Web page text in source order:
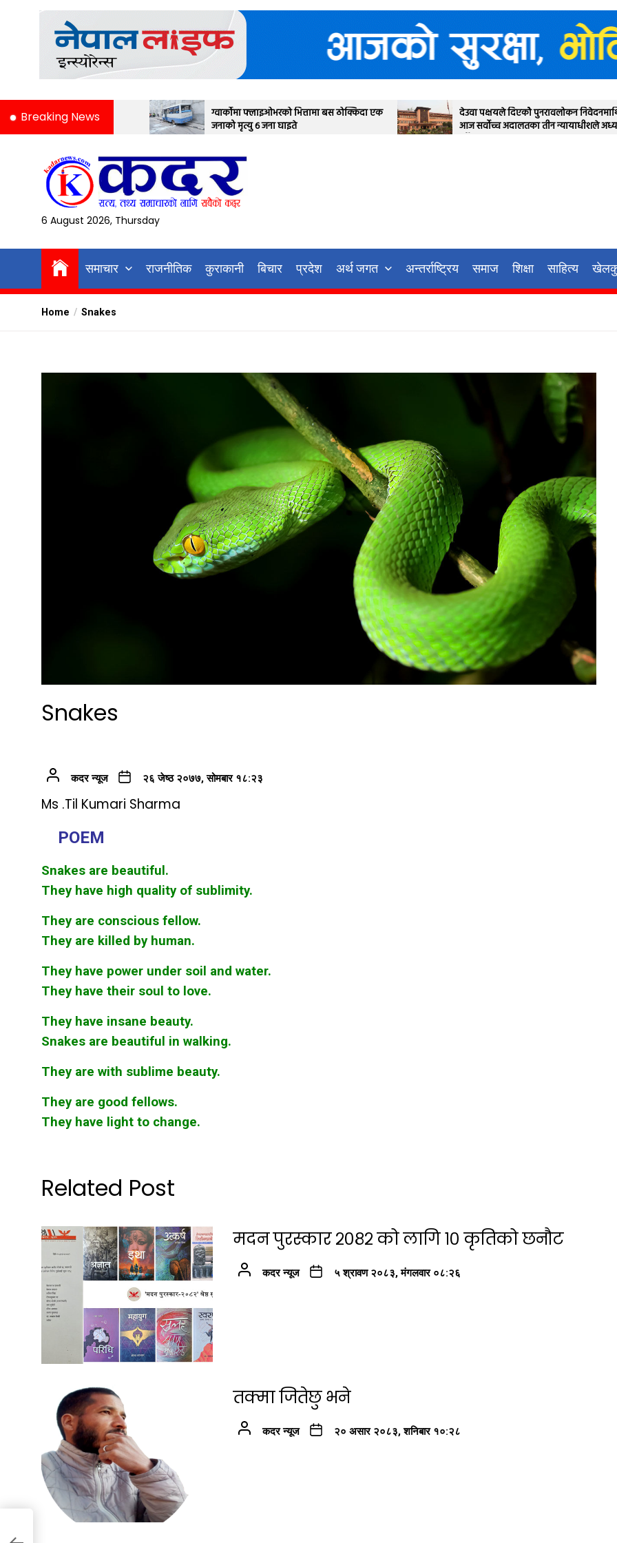
Breaking News
ग्वार्कोमा फ्लाइओभरको भित्तामा बस ठोक्किदा एक
जनाको मृत्यु ६ जना घाइते
देउवा पक्षयले दिएकोे पुनरावलोकन निवेदनमाथि
आज सर्वोच्च अदालतका तीन न्यायाधीशले अध्ययन
6 August 2026, Thursday
समाचार राजनीतिक कुराकानी बिचार प्रदेश अर्थ जगत अन्तर्राष्ट्रिय समाज शिक्षा साहित्य
Home Snakes
Snakes
कदर न्यूज २६ जेष्ठ २०७७, सोमबार १८:२३
Ms .Til Kumari Sharma
POEM
Snakes are beautiful.
They have high quality of sublimity.
They are conscious fellow.
They are killed by human.
They have power under soil and water.
They have their soul to love.
They have insane beauty.
Snakes are beautiful in walking.
They are with sublime beauty.
They are good fellows.
They have light to change.
Related Post
मदन पुरस्कार २०८२ को लागि १० कृतिको छनौट
कदर न्यूज ५ श्रावण २०८३, मंगलवार ०८:२६
तक्मा जितेछु भने
कदर न्यूज २० असार २०८३, शनिबार १०:२८